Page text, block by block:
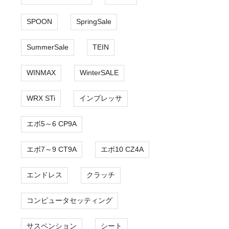
SPOON SpringSale
SummerSale TEIN
WINMAX WinterSALE
WRX STi インプレッサ
エボ5～6 CP9A
エボ7～9 CT9A エボ10 CZ4A
エンドレス クラッチ
コンピュータセッティング
サスペンション シート